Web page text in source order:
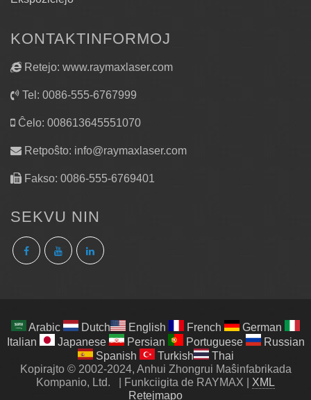
KONTAKTINFORMOJ
Retejo: www.raymaxlaser.com
Tel: 0086-555-6767999
Ĉelo: 008613645551070
Retpoŝto: info@raymaxlaser.com
Fakso: 0086-555-6769401
SEKVU NIN
Arabic Dutch English French
German
Italian
Japanese Persian Portuguese
Russian
Spanish
Turkish
Thai
Kopirajto © 2002-2024, Anhui Zhongrui Maŝinfabrikada
Kompanio, Ltd.
Funkciigita de RAYMAX
XML
Retejmapo